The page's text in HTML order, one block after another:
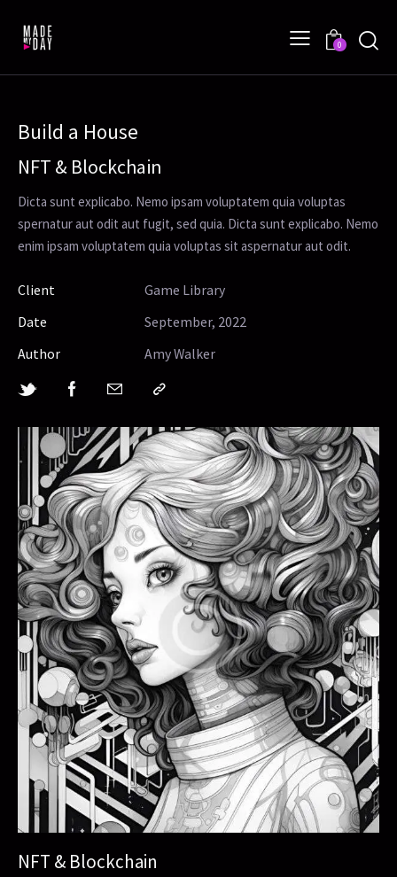
0
Build a House
NFT & Blockchain
NFT & Blockchain
Dicta sunt explicabo. Nemo ipsam voluptatem quia voluptas
spernatur aut odit aut fugit, sed quia. Dicta sunt explicabo. Nemo
enim ipsam voluptatem quia voluptas sit aspernatur aut odit.
Client
Game Library
Date
September, 2022
Author
Amy Walker